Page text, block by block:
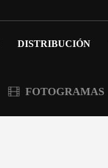
DISTRIBUCIÓN
FOTOGRAMAS